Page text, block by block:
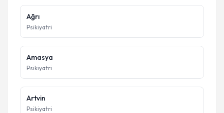
Ağrı
Psikiyatri
Amasya
Psikiyatri
Artvin
Psikiyatri